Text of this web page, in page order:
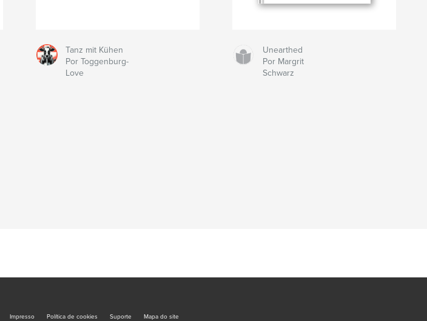
Tanz mit Kühen
Por Toggenburg-
Love
Unearthed
Por Margrit
Schwarz
Impresso Política de cookies Suporte Mapa do site